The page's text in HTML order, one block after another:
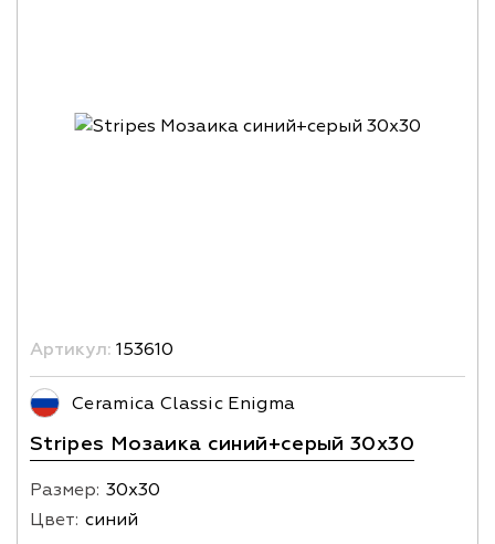
Артикул: 153610
Ceramica Classic Enigma
Stripes Мозаика синий+серый 30х30
Размер: 30х30
Цвет: синий